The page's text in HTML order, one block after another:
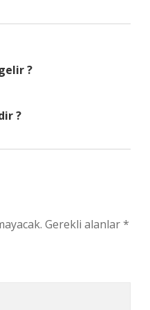
?
?
Gerekli alanlar*